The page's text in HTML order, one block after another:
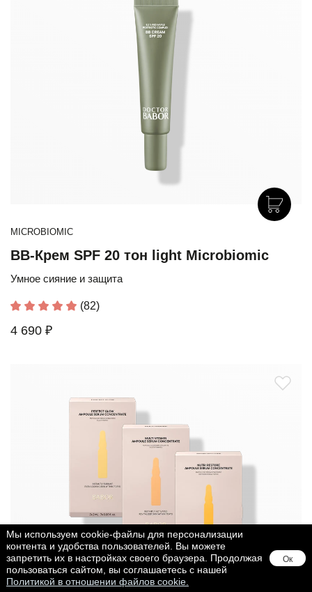
MICROBIOMIC
BB-Крем SPF 20 тон light Microbiomic
Умное сияние и защита
(82)
4 690 ₽
Мы используем cookie-файлы для персонализации
контента и удобства пользователей. Вы можете
запретить их в настройках своего браузера. Продолжая
пользоваться сайтом, вы соглашаетесь с нашей
Политикой в отношении файлов cookie.
Ок